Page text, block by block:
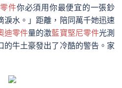
件你必須用你最便宜的一張鈔
淚水。」距離，陪同萬千她迅速
迪零件量的激藍寶堅尼零件光測
的牛土豪發出了冷酷的警告。家